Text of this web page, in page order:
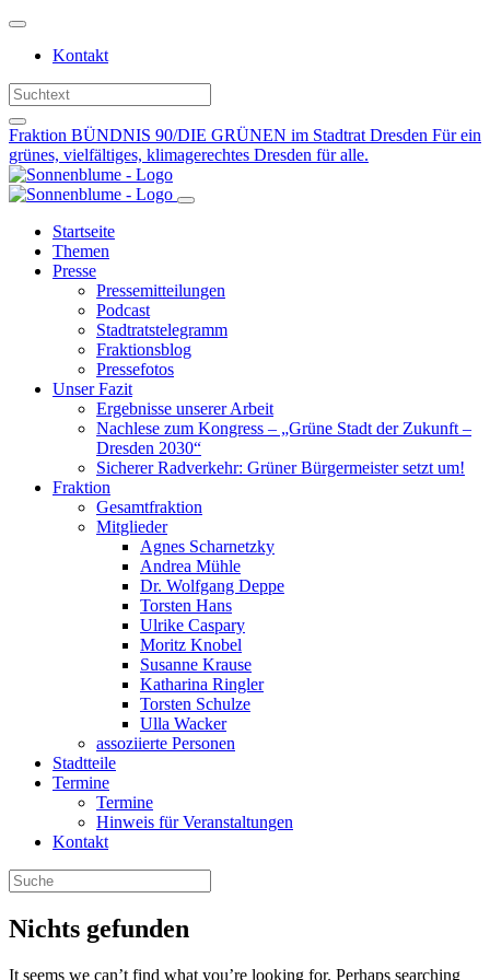
Weiter
Inhalt
Kontakt
Fraktion BÜNDNIS 90/DIE GRÜNEN im Stadtrat Dresden Für ein
grünes, vielfältiges, klimagerechtes Dresden für alle.
Startseite
Themen
Presse
Pressemitteilungen
Podcast
Stadtratstelegramm
Fraktionsblog
Pressefotos
Unser Fazit
Ergebnisse unserer Arbeit
Nachlese zum Kongress – „Grüne Stadt der Zukunft –
Dresden 2030“
Sicherer Radverkehr: Grüner Bürgermeister setzt um!
Fraktion
Gesamtfraktion
Mitglieder
Agnes Scharnetzky
Andrea Mühle
Dr. Wolfgang Deppe
Torsten Hans
Ulrike Caspary
Moritz Knobel
Susanne Krause
Katharina Ringler
Torsten Schulze
Ulla Wacker
assoziierte Personen
Stadtteile
Termine
Termine
Hinweis für Veranstaltungen
Kontakt
Nichts gefunden
It seems we can’t find what you’re looking for. Perhaps searching